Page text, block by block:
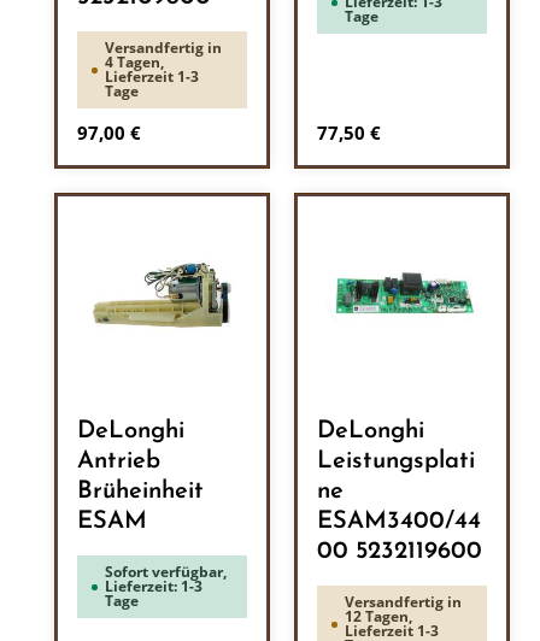
Versandfertig in
4 Tagen,
Lieferzeit 1-3
Tage
Regulärer Preis:
97,00 €
Tage
Regulärer Preis:
77,50 €
DeLonghi
Antrieb
Brüheinheit
ESAM
Sofort verfügbar,
Lieferzeit: 1-3
Tage
DeLonghi
Leistungsplati
ne
ESAM3400/44
00 5232119600
Versandfertig in
12 Tagen,
Lieferzeit 1-3